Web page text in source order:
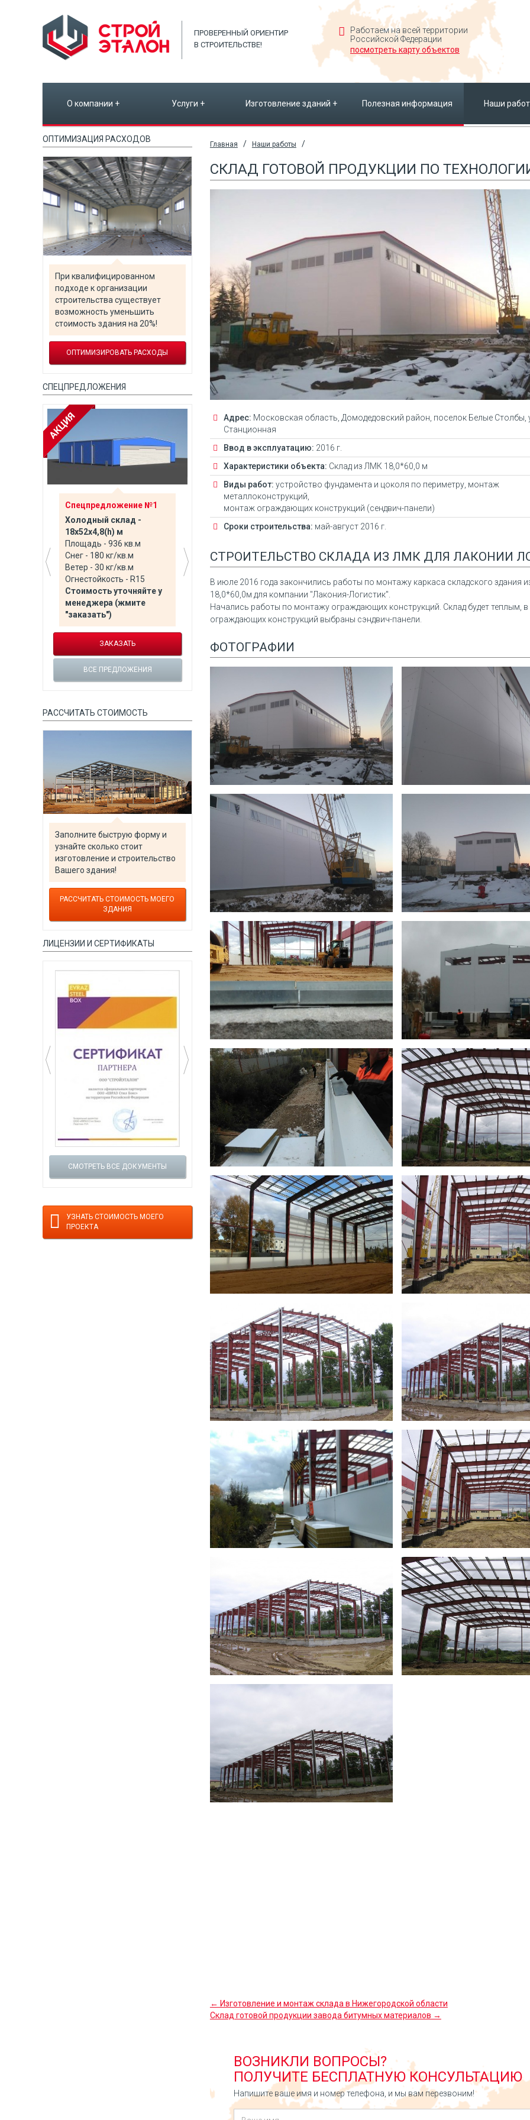
ПРОВЕРЕННЫЙ ОРИЕНТИР
В СТРОИТЕЛЬСТВЕ!
Работаем на всей территории
Российской Федерации
посмотреть карту объектов
О компании + Услуги + Изготовление зданий + Полезная информация Наши
Главная / Наши работы /
СКЛАД ГОТОВОЙ ПРОДУКЦИИ ПО
Адрес: Московская область, Домодедовский район, поселок Белые Столбы,
Станционная
Ввод в эксплуатацию: 2016 г.
Характеристики объекта: Склад из ЛМК 18,0*60,0 м
Виды работ: устройство фундамента и цоколя по периметру, монтаж
металлоконструкций,
монтаж ограждающих конструкций (сендвич-панели)
Сроки строительства: май-август 2016 г.
СТРОИТЕЛЬСТВО СКЛАДА ИЗ ЛМК ДЛЯ ЛАКОНИИ
В июле 2016 года закончились работы по монтажу каркаса складского здания
18,0*60,0м для компании "Лакония-Логистик".
Начались работы по монтажу ограждающих конструкций. Склад будет теплым, в
ограждающих конструкций выбраны сэндвич-панели.
ФОТОГРАФИИ
← Изготовление и монтаж склада в Нижегородской области
Склад готовой продукции завода битумных материалов →
ВОЗНИКЛИ ВОПРОСЫ?
ПОЛУЧИТЕ БЕСПЛАТНУЮ КОНСУЛЬТАЦИЮ
Напишите ваше имя и номер телефона, и мы вам перезвоним!
ОПТИМИЗАЦИЯ РАСХОДОВ
При квалифицированном
подходе к организации
строительства существует
возможность уменьшить
стоимость здания на 20%!
ОПТИМИЗИРОВАТЬ РАСХОДЫ
СПЕЦПРЕДЛОЖЕНИЯ
Спецпредложение №1
Холодный склад -
18х52х4,8(h) м
Площадь - 936 кв.м
Снег - 180 кг/кв.м
Ветер - 30 кг/кв.м
Огнестойкость - R15
Стоимость уточняйте у
менеджера (жмите
"заказать")
ЗАКАЗАТЬ
ВСЕ ПРЕДЛОЖЕНИЯ
Спецпредложение №2
Торгово-складское -
60х100х6(h) м
Снег - 180 кг/кв.м
Ветер - 23 кг/кв.м
Огнестойкость - R15
Стоимость уточняйте у
менеджера (жмите
"заказать")
ЗАКАЗАТЬ
ВСЕ ПРЕДЛОЖЕНИЯ
Спецпредложение №3
Стоимость уточняйте у
менеджера
Площадь – 72 м2
Снеговой район – 3
Ветровой район – 1
Огнестойкость – R15
ЗАКАЗАТЬ
РАССЧИТАТЬ СТОИМОСТЬ
Заполните быструю форму и
узнайте сколько стоит
изготовление и строительство
Вашего здания!
РАССЧИТАТЬ СТОИМОСТЬ МОЕГО
ЗДАНИЯ
ЛИЦЕНЗИИ И СЕРТИФИКАТЫ
СМОТРЕТЬ ВСЕ ДОКУМЕНТЫ
УЗНАТЬ СТОИМОСТЬ МОЕГО
ПРОЕКТА